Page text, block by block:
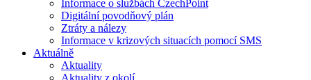
Informace o službách CzechPoint
Digitální povodňový plán
Ztráty a nálezy
Informace v krizových situacích pomocí SMS
Aktuálně
Aktuality
Aktuality z okolí